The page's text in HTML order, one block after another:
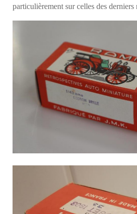
particulièrement sur celles des derniers